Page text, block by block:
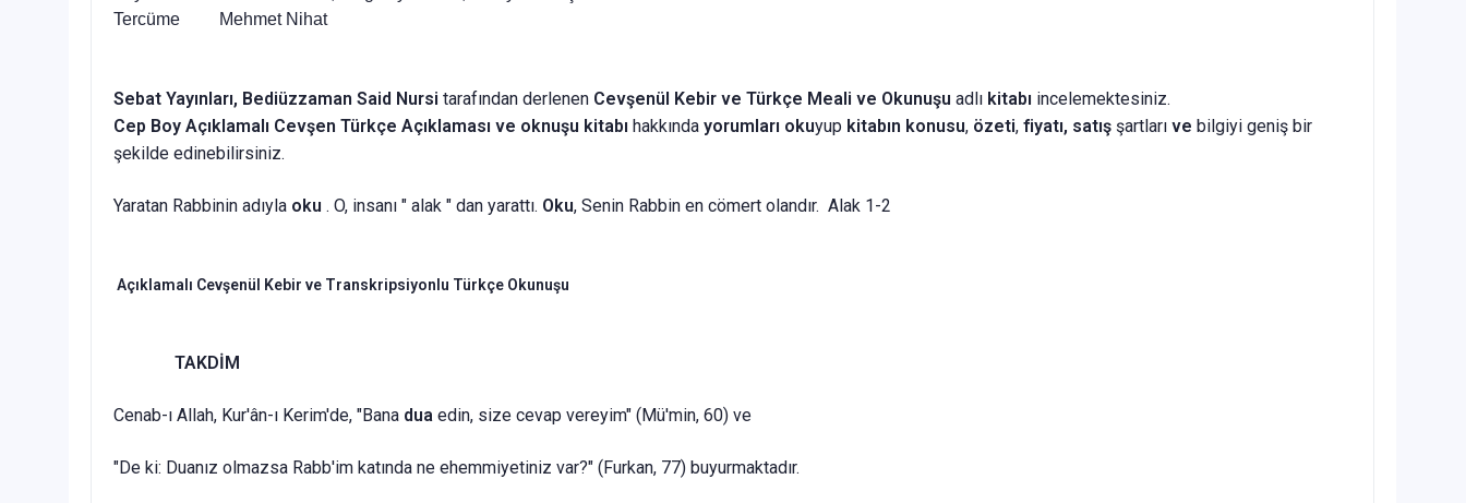
Tercüme
Mehmet Nihat
Sebat Yayınları, Bediüzzaman Said Nursi tarafından derlenen Cevşenül Kebir ve Türkçe Meali ve Okunuşu adlı kitabı incelemektesiniz.
Cep Boy Açıklamalı Cevşen Türkçe Açıklaması ve oknuşu kitabı hakkında yorumları okuyup kitabın konusu, özeti, fiyatı, satış şartları ve bilgiyi geniş bir
şekilde edinebilirsiniz.
Yaratan Rabbinin adıyla oku . O, insanı " alak " dan yarattı. Oku, Senin Rabbin en cömert olandır. Alak 1-2
Açıklamalı Cevşenül Kebir ve Transkripsiyonlu Türkçe Okunuşu
TAKDİM
Cenab-ı Allah, Kur'ân-ı Kerim'de, "Ba­na dua edin, size cevap vereyim" (Mü'min, 60) ve
"De ki: Duanız olmazsa Rabb'im katında ne ehemmiyetiniz var?" (Furkan, 77) buyurmaktadır.